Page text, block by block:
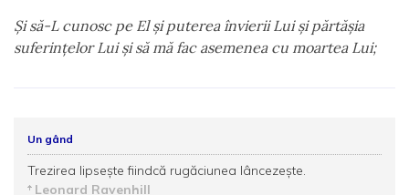
Şi să-L cunosc pe El şi puterea învierii Lui şi părtăşia
suferinţelor Lui şi să mă fac asemenea cu moartea Lui;
Un gând
Trezirea lipseşte fiindcă rugăciunea lâncezeşte.
Leonard Ravenhill